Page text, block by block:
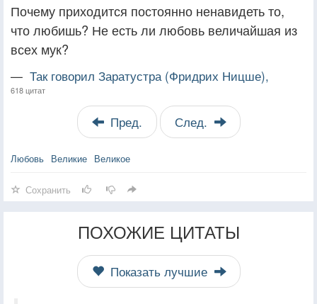
Почему приходится постоянно ненавидеть то,
что любишь? Не есть ли любовь величайшая из
всех мук?
— Так говорил Заратустра (Фридрих Ницше),
618 цитат
Пред. След.
Любовь Великие Великое
Сохранить
ПОХОЖИЕ ЦИТАТЫ
Показать лучшие